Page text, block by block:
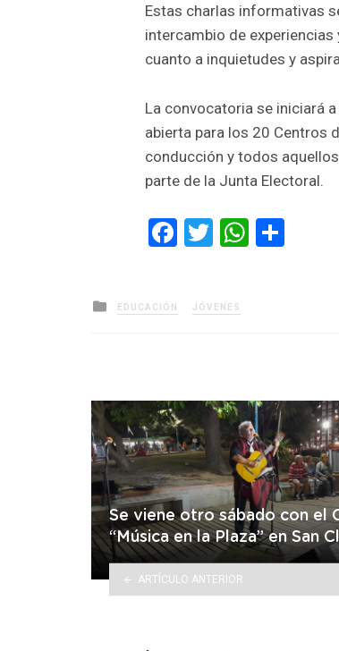
Estas charlas informativas
intercambio de
cuanto a inquietudes y
La convocatoria se iniciará
abierta para los 20 Centros
conducción y todos
parte de la Junta Electoral.
Facebook
Twitter
Posted
in
EDUCACIÓN JÓVENES
Se viene otro sábado con el
“Música en la Plaza” en San
ARTÍCULO ANTERIOR